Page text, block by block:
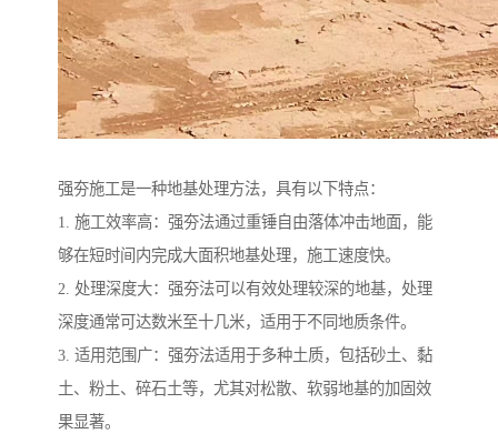
强夯施工是一种地基处理方法，具有以下特点：
1. 施工效率高：强夯法通过重锤自由落体冲击地面，能
够在短时间内完成大面积地基处理，施工速度快。
2. 处理深度大：强夯法可以有效处理较深的地基，处理
深度通常可达数米至十几米，适用于不同地质条件。
3. 适用范围广：强夯法适用于多种土质，包括砂土、黏
土、粉土、碎石土等，尤其对松散、软弱地基的加固效
果显著。